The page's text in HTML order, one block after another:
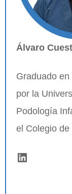
Álvaro
Graduado
por la
Podología
el Colegio
LinkedIn